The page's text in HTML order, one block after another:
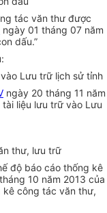
tác văn thư được
ngày 01 tháng 07 năm
dấu.”
Lưu trữ lịch sử tỉnh
ngày 20 tháng 11 năm
liệu lưu trữ vào Lưu
thư, lưu trữ
độ báo cáo thống kê
10 năm 2013 của
kê công tác văn thư,